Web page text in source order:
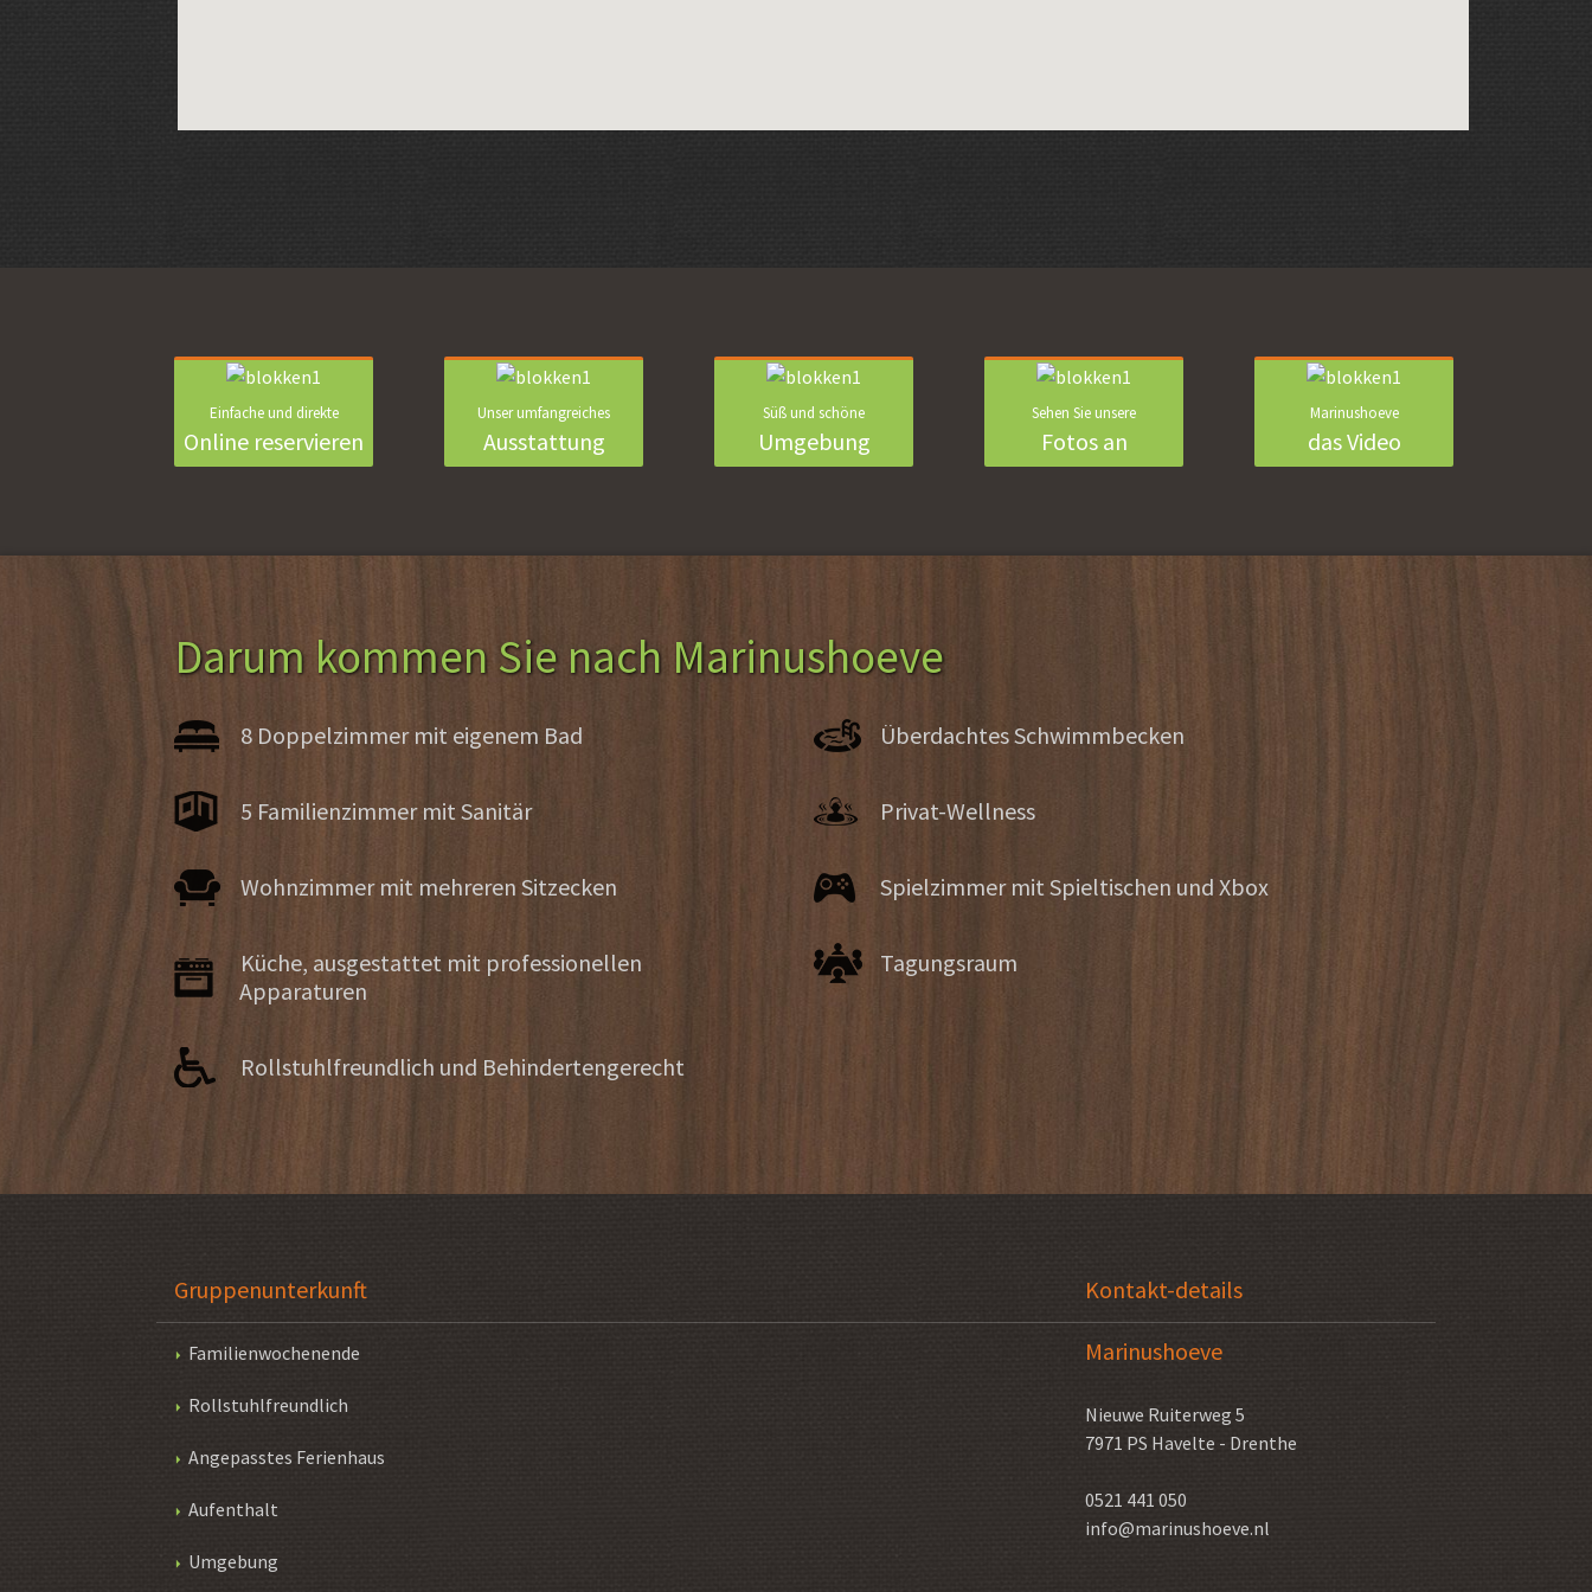
Einfache und direkte
Online reservieren
Unser umfangreiches
Ausstattung
Süß und schöne
Umgebung
Sehen Sie unsere
Fotos an
Marinushoeve
das Video
Darum kommen Sie nach Marinushoeve
8 Doppelzimmer mit eigenem Bad
5 Familienzimmer mit Sanitär
Wohnzimmer mit mehreren Sitzecken
Küche, ausgestattet mit professionellen
Apparaturen
Rollstuhlfreundlich und Behindertengerecht
Überdachtes Schwimmbecken
Privat-Wellness
Spielzimmer mit Spieltischen und Xbox
Tagungsraum
Gruppenunterkunft
Familienwochenende
Rollstuhlfreundlich
Angepasstes Ferienhaus
Aufenthalt
Umgebung
Kontakt-details
Marinushoeve
Nieuwe Ruiterweg 5
7971 PS Havelte - Drenthe
0521 441 050
info@marinushoeve.nl